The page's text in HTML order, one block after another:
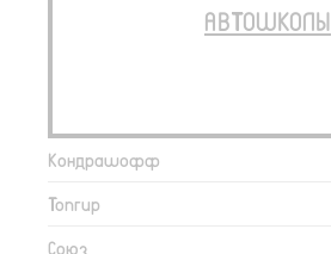
АВТОШКОЛЫ
Кондрашофф
Топгир
Союз